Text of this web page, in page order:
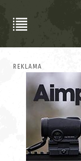
REKLAMA